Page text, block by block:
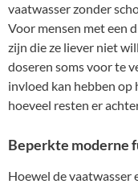
vaatwasser zonder
Voor mensen met een
zijn die ze liever niet
doseren soms voor te
invloed kan hebben
hoeveel resten er
Beperkte moderne
Hoewel de vaatwasser